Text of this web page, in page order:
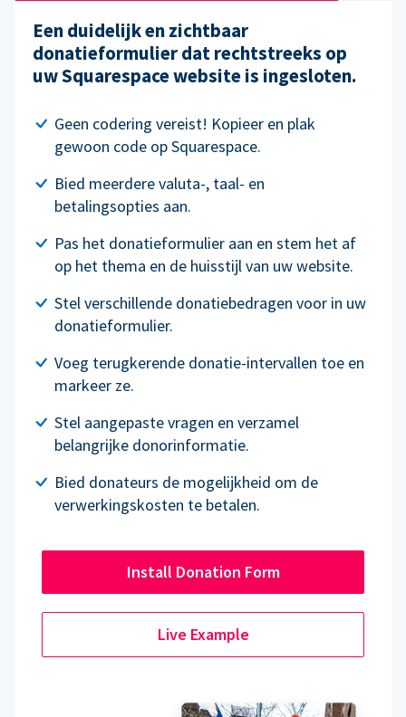
Een duidelijk en zichtbaar
donatieformulier dat rechtstreeks op
uw Squarespace website is ingesloten.
Geen codering vereist! Kopieer en plak
gewoon code op Squarespace.
Bied meerdere valuta-, taal- en
betalingsopties aan.
Pas het donatieformulier aan en stem het af
op het thema en de huisstijl van uw website.
Stel verschillende donatiebedragen voor in uw
donatieformulier.
Voeg terugkerende donatie-intervallen toe en
markeer ze.
Stel aangepaste vragen en verzamel
belangrijke donorinformatie.
Bied donateurs de mogelijkheid om de
verwerkingskosten te betalen.
Install Donation Form
Live Example